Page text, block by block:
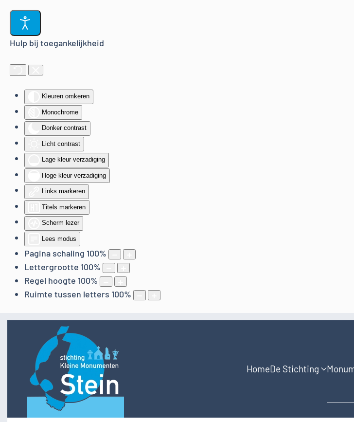
Hulp bij toegankelijkheid
Kleuren omkeren
Monochrome
Donker contrast
Licht contrast
Lage kleur verzadiging
Hoge kleur verzadiging
Links markeren
Titels markeren
Scherm lezer
Lees modus
Pagina schaling 100%
Lettergrootte 100%
Regel hoogte 100%
Ruimte tussen letters 100%
Terug naar hoofdinhoud
HomeDe Stichting